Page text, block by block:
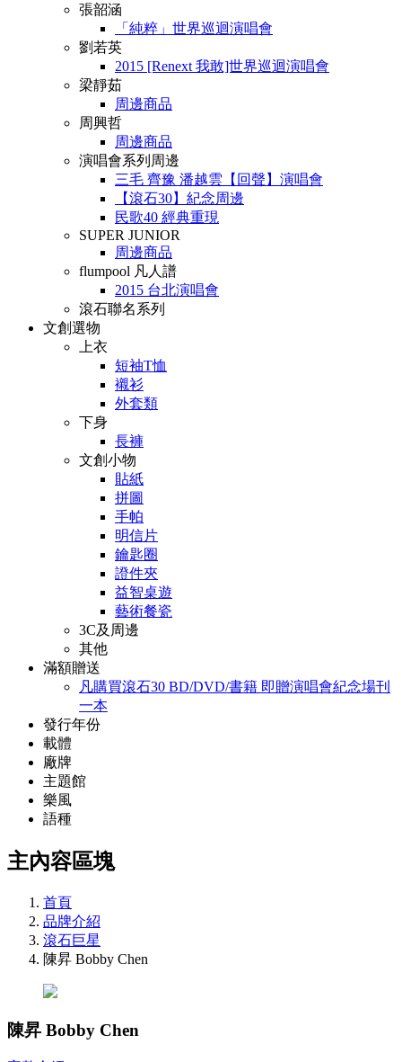
張韶涵
「純粹」世界巡迴演唱會
劉若英
2015 [Renext 我敢]世界巡迴演唱會
梁靜茹
周邊商品
周興哲
周邊商品
演唱會系列周邊
三毛 齊豫 潘越雲【回聲】演唱會
【滾石30】紀念周邊
民歌40 經典重現
SUPER JUNIOR
周邊商品
flumpool 凡人譜
2015 台北演唱會
滾石聯名系列
文創選物
上衣
短袖T恤
襯衫
外套類
下身
長褲
文創小物
貼紙
拼圖
手帕
明信片
鑰匙圈
證件夾
益智桌遊
藝術餐瓷
3C及周邊
其他
滿額贈送
凡購買滾石30 BD/DVD/書籍 即贈演唱會紀念場刊
一本
發行年份
載體
廠牌
主題館
樂風
語種
主內容區塊
首頁
品牌介紹
滾石巨星
陳昇 Bobby Chen
陳昇 Bobby Chen